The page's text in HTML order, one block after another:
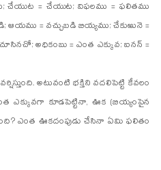
చేయుట = చేయుట; విఫలము = ఫలితము
ఆయము = వచ్చుబడి బియ్యము; చేకుఱునె =
అధికంబు = ఎంత ఎక్కువ; ఐనన్ =
అటువంటి భక్తిని వదలిపెట్టి కేవలం
ఎక్కువగా కూడపెట్టినా, ఊక (బియ్యంపైన
ఎంత ఊకదంపుడు చేసినా ఏమి ఫలితం